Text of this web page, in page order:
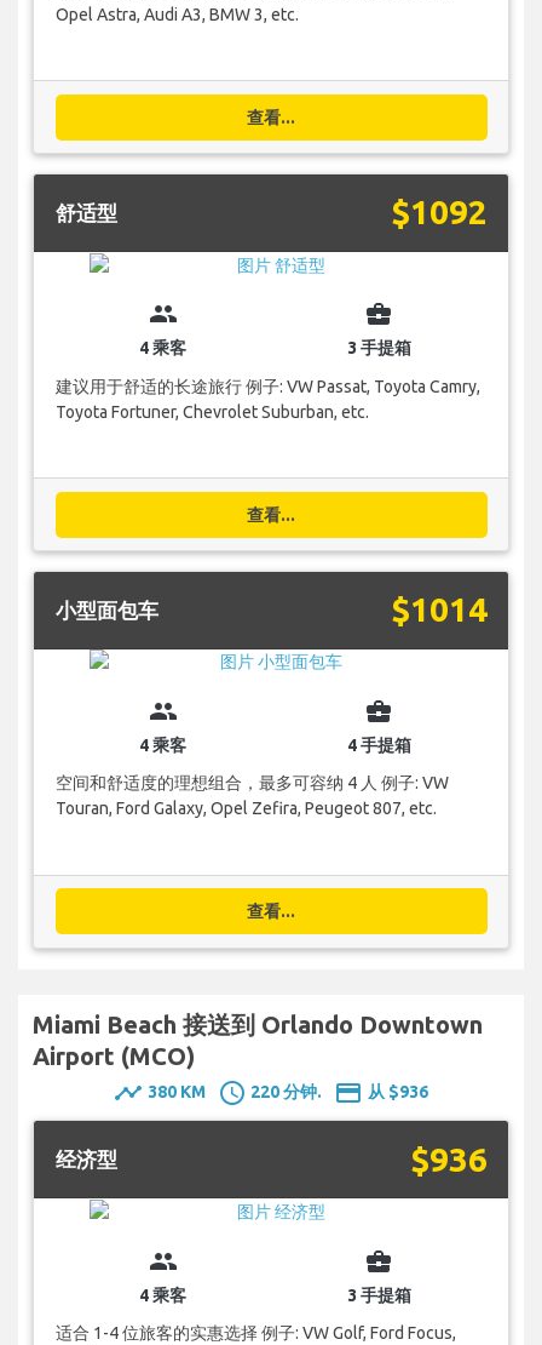
Opel Astra, Audi A3, BMW 3, etc.
查看...
舒适型 $1092
group
4 乘客
business_center
3 手提箱
建议用于舒适的长途旅行 例子: VW Passat, Toyota Camry,
Toyota Fortuner, Chevrolet Suburban, etc.
查看...
小型面包车 $1014
group
4 乘客
business_center
4 手提箱
空间和舒适度的理想组合，最多可容纳 4 人 例子: VW
Touran, Ford Galaxy, Opel Zefira, Peugeot 807, etc.
查看...
Miami Beach 接送到 Orlando Downtown
Airport (MCO)
timeline 380 KM schedule 220 分钟. payment 从 $936
经济型 $936
group
4 乘客
business_center
3 手提箱
适合 1-4 位旅客的实惠选择 例子: VW Golf, Ford Focus,